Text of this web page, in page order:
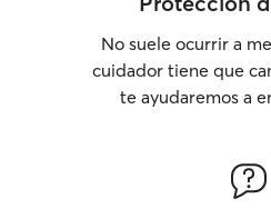
No suele ocurrir a
cuidador tiene que
te ayudaremos a